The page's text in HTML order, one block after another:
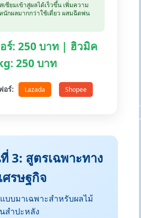
ซียมเข้าสู่ผลได้เร็วขึ้น เพิ่มความ
นักผลมากกว่าใช้เดี่ยว ผสมฉีดพ่น
ร์: 250 บาท | ฮิวมิค
250 บาท
อร์: Lazada Shopee
3: สูตรเฉพาะทาง
รษฐกิจ
บบมาเฉพาะสำหรับผลไม้
สำปะหลัง